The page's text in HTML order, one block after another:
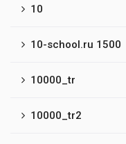
10
10-school.ru 1500
10000_tr
10000_tr2